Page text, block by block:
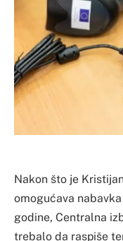
Nakon što je
omogućava
godine, Centralna
trebalo da raspiše